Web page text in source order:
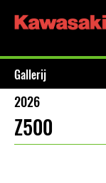
Gallerij
2026
Z500